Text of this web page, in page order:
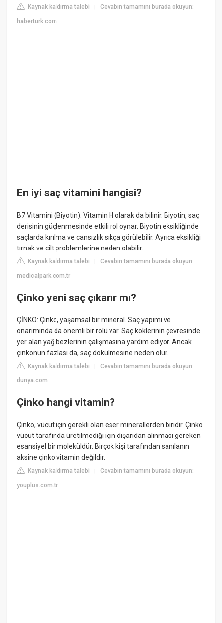
Kaynak kaldırma talebi |Cevabın tamamını burada okuyun:
haberturk.com
En iyi saç vitamini hangisi?
B7 Vitamini (Biyotin): Vitamin H olarak da bilinir. Biyotin, saç
derisinin güçlenmesinde etkili rol oynar. Biyotin eksikliğinde
saçlarda kırılma ve cansızlık sıkça görülebilir. Ayrıca eksikliği
tırnak ve cilt problemlerine neden olabilir.
Kaynak kaldırma talebi |Cevabın tamamını burada okuyun:
medicalpark.com.tr
Çinko yeni saç çıkarır mı?
ÇİNKO: Çinko, yaşamsal bir mineral. Saç yapımı ve
onarımında da önemli bir rolü var. Saç köklerinin çevresinde
yer alan yağ bezlerinin çalışmasına yardım ediyor. Ancak
çinkonun fazlası da, saç dökülmesine neden olur.
Kaynak kaldırma talebi |Cevabın tamamını burada okuyun:
dunya.com
Çinko hangi vitamin?
Çinko, vücut için gerekli olan eser minerallerden biridir. Çinko
vücut tarafında üretilmediği için dışarıdan alınması gereken
esansiyel bir moleküldür. Birçok kişi tarafından sanılanın
aksine çinko vitamin değildir.
Kaynak kaldırma talebi |Cevabın tamamını burada okuyun:
youplus.com.tr